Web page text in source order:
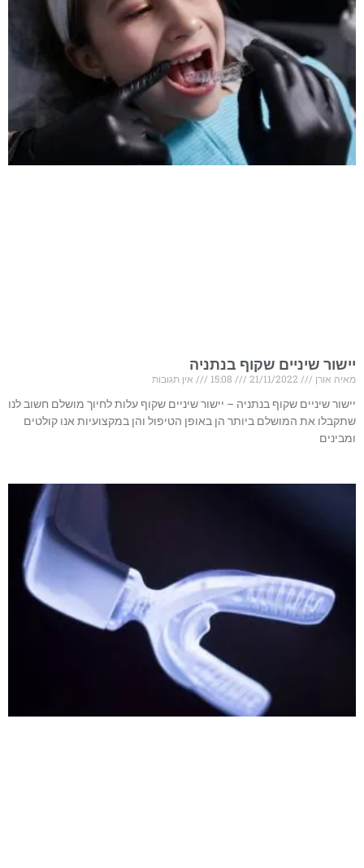
יישור שיניים שקוף בנתניה
מאיה אורן
אין תגובות
יישור שיניים שקוף בנתניה – יישור שיניים שקוף עלות לחיוך מושלם חשוב לנו
שתקבלו את המושלם ביותר הן באופן הטיפול והן במקצועיות אנו קולטים
ומבינים